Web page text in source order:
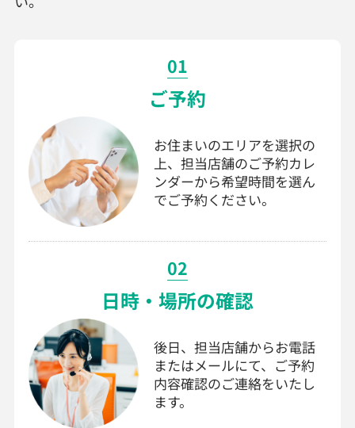
01
ご予約
お住まいのエリアを選択の
上、担当店舗のご予約カレ
ンダーから希望時間を選ん
でご予約ください。
02
日時・場所の確認
後日、担当店舗からお電話
またはメールにて、ご予約
内容確認のご連絡をいたし
ます。